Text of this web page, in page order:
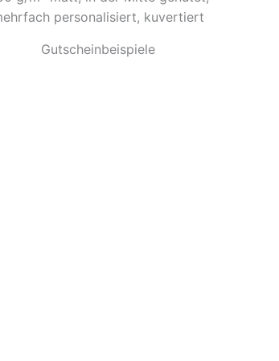
personalisiert, kuvertiert
Gutscheinbeispiele